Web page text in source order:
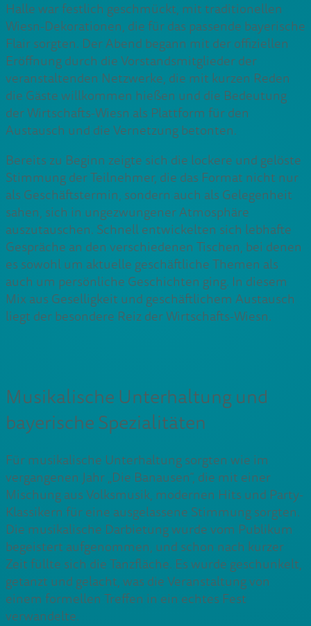
Halle war festlich geschmückt, mit traditionellen
Wiesn-Dekorationen, die für das passende bayerische
Flair sorgten. Der Abend begann mit der offiziellen
Eröffnung durch die Vorstandsmitglieder der
veranstaltenden Netzwerke, die mit kurzen Reden
die Gäste willkommen hießen und die Bedeutung
der Wirtschafts-Wiesn als Plattform für den
Austausch und die Vernetzung betonten.
Bereits zu Beginn zeigte sich die lockere und gelöste
Stimmung der Teilnehmer, die das Format nicht nur
als Geschäftstermin, sondern auch als Gelegenheit
sahen, sich in ungezwungener Atmosphäre
auszutauschen. Schnell entwickelten sich lebhafte
Gespräche an den verschiedenen Tischen, bei denen
es sowohl um aktuelle geschäftliche Themen als
auch um persönliche Geschichten ging. In diesem
Mix aus Geselligkeit und geschäftlichem Austausch
liegt der besondere Reiz der Wirtschafts-Wiesn.
Musikalische Unterhaltung und
bayerische Spezialitäten
Für musikalische Unterhaltung sorgten wie im
vergangenen Jahr „Die Banausen“, die mit einer
Mischung aus Volksmusik, modernen Hits und Party-
Klassikern für eine ausgelassene Stimmung sorgten.
Die musikalische Darbietung wurde vom Publikum
begeistert aufgenommen, und schon nach kurzer
Zeit füllte sich die Tanzfläche. Es wurde geschunkelt,
getanzt und gelacht, was die Veranstaltung von
einem formellen Treffen in ein echtes Fest
verwandelte.